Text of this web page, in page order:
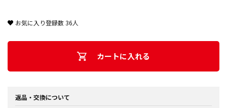
お気に入り登録数36人
カートに入れる
返品・交換について